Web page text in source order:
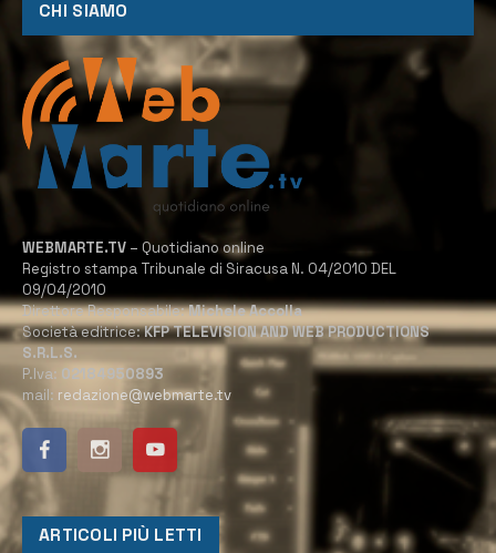
CHI SIAMO
WEBMARTE.TV – Quotidiano online
Registro stampa Tribunale di Siracusa N. 04/2010 DEL
09/04/2010
Direttore Responsabile:Michele Accolla
Società editrice:KFP TELEVISION AND WEB PRODUCTIONS
S.R.L.S.
P.Iva: 02184950893
mail: redazione@webmarte.tv
ARTICOLI PIÙ LETTI